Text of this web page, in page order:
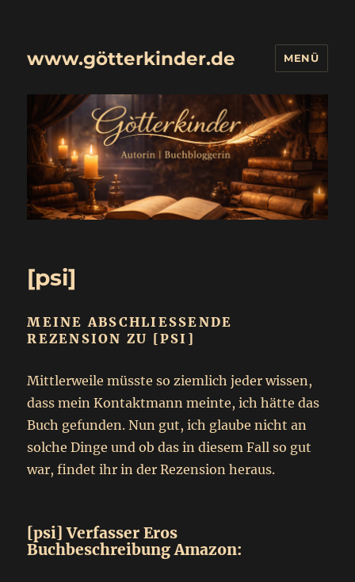
www.götterkinder.de MENÜ
[psi]
MEINE ABSCHLIESSENDE R
EZENSION ZU [PSI]
Mittlerweile müsste so ziemlich jeder wissen,
dass mein Kontaktmann meinte, ich hätte das
Buch gefunden. Nun gut, ich glaube nicht an
solche Dinge und ob das in diesem Fall so gut
war, findet ihr in der Rezension heraus.
[psi] Verfasser Eros
Buchbeschreibung Amazon: